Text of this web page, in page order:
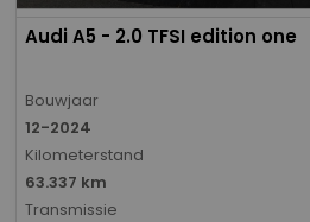
Audi A5 - 2.0 TFSI edition one
Bouwjaar
12-2024
Kilometerstand
63.337 km
Transmissie